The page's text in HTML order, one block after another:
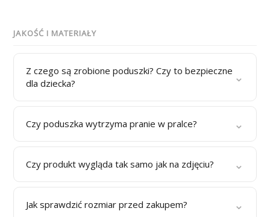
JAKOŚĆ I MATERIAŁY
Z czego są zrobione poduszki? Czy to bezpieczne
dla dziecka?
⌄
Czy poduszka wytrzyma pranie w pralce? ⌄
Czy produkt wygląda tak samo jak na zdjęciu? ⌄
Jak sprawdzić rozmiar przed zakupem? ⌄